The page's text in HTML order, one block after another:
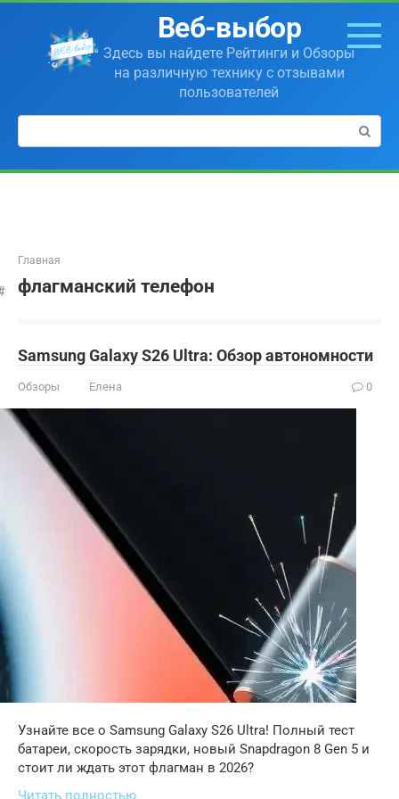
Перейти
контенту
Веб-выбор
Здесь вы найдете Рейтинги и Обзоры
на различную технику с отзывами
пользователей
Поиск:
Главная
флагманский телефон
Samsung Galaxy S26 Ultra: Обзор автономности
Обзоры Елена 0
Узнайте все о Samsung Galaxy S26 Ultra! Полный тест
батареи, скорость зарядки, новый Snapdragon 8 Gen 5 и
стоит ли ждать этот флагман в 2026?
Читать полностью